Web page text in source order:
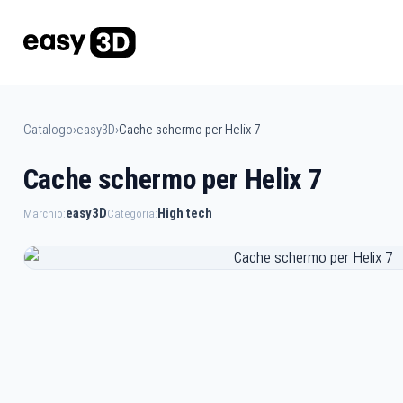
Catalogo›easy3D›Cache schermo per Helix 7
Cache schermo per Helix 7
Marchio:easy3DCategoria:High tech